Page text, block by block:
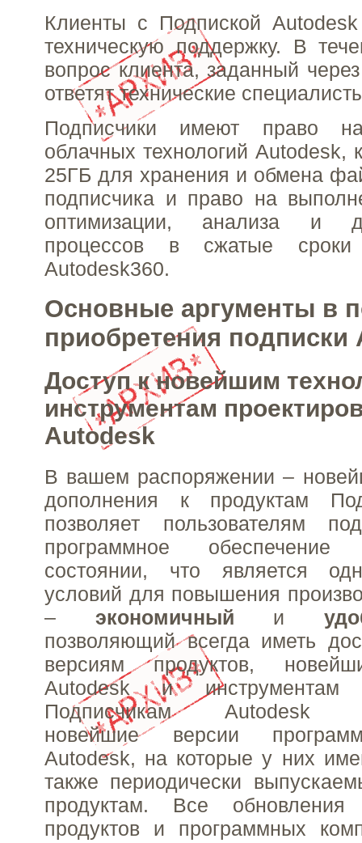
Клиенты с Подпиской
техническую поддержку. В
вопрос клиента, заданный
ответят технические
Подписчики имеют право на
облачных технологий Autodesk,
25ГБ для хранения и обмена
подписчика и право на
оптимизации, анализа и
процессов в сжатые
Autodesk360.
Основные аргументы в
приобретения подписки
Доступ к новейшим
инструментам
Autodesk
В вашем распоряжении –
дополнения к продуктам
позволяет пользователям
программное
состоянии, что является
условий для повышения
– экономичный и
позволяющий всегда иметь
версиям продуктов,
Autodesk и инструментам
Подписчикам Autodesk
новейшие версии
Autodesk, на которые у них
также периодически
продуктам. Все
продуктов и программных